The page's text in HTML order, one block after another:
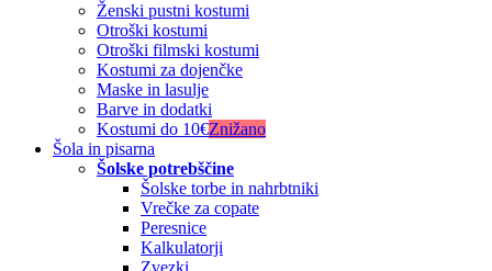
Ženski pustni kostumi
Otroški kostumi
Otroški filmski kostumi
Kostumi za dojenčke
Maske in lasulje
Barve in dodatki
Kostumi do 10€Znižano
Šola in pisarna
Šolske potrebščine
Šolske torbe in nahrbtniki
Vrečke za copate
Peresnice
Kalkulatorji